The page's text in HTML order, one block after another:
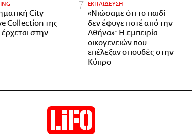
City
Collection της
στην
ΕΚΠΑΙΔΕΥΣΗ
«Νιώσαμε ότι το παιδί
δεν έφυγε ποτέ από την
Αθήνα»: Η εμπειρία
οικογενειών που
επέλεξαν σπουδές στην
Κύπρο